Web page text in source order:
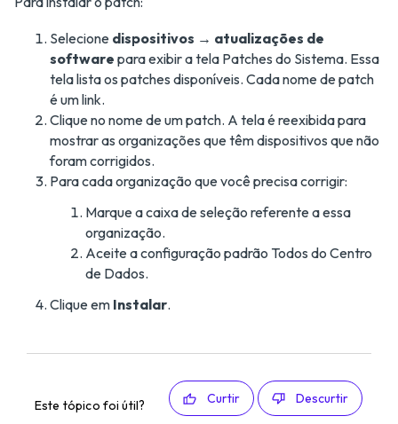
Selecione dispositivos → atualizações de
software para exibir a tela Patches do Sistema. Essa
tela lista os patches disponíveis. Cada nome de patch
é um link.
Clique no nome de um patch. A tela é reexibida para
mostrar as organizações que têm dispositivos que não
foram corrigidos.
Para cada organização que você precisa corrigir:
Marque a caixa de seleção referente a essa
organização.
Aceite a configuração padrão Todos do Centro
de Dados.
Clique em Instalar.
Este tópico foi útil? Curtir Descurtir